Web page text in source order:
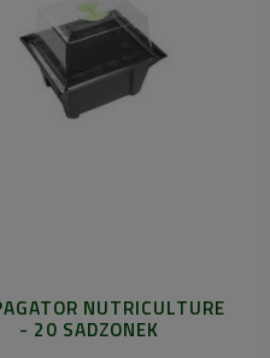
NUTRICULTURE
- 20 SADZONEK